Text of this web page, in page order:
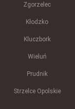
Zgorzelec
Kłodzko
Kluczbork
Wieluń
Prudnik
Strzelce Opolskie